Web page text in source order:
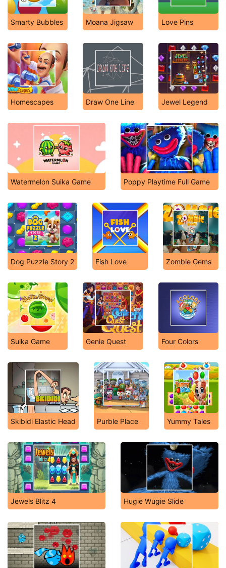
Smarty Bubbles Moana Jigsaw Love Pins
Homescapes Draw One Line Jewel Legend
Watermelon Suika Game Poppy Playtime Full Game
Dog Puzzle Story 2 Fish Love Zombie Gems
Suika Game Genie Quest Four Colors
Skibidi Elastic Head Purble Place Yummy Tales
Jewels Blitz 4 Hugie Wugie Slide